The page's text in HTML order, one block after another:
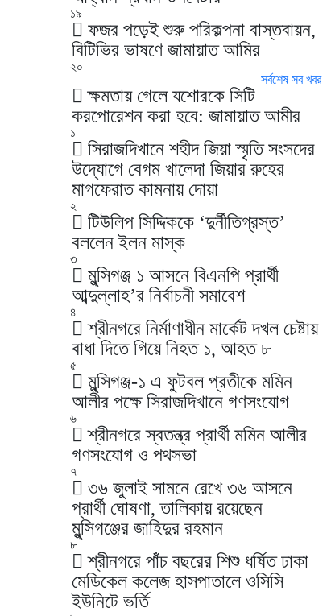
১৯
ফজর পড়েই শুরু পরিকল্পনা বাস্তবায়ন,
বিটিভির ভাষণে জামায়াত আমির
২০
সর্বশেষ সব খবর
ক্ষমতায় গেলে যশোরকে সিটি
করপোরেশন করা হবে: জামায়াত আমীর
১
সিরাজদিখানে শহীদ জিয়া স্মৃতি সংসদের
উদ্যোগে বেগম খালেদা জিয়ার রুহের
মাগফেরাত কামনায় দোয়া
২
টিউলিপ সিদ্দিককে ‘দুর্নীতিগ্রস্ত’
বললেন ইলন মাস্ক
৩
মুন্সিগঞ্জ ১ আসনে বিএনপি প্রার্থী
আব্দুল্লাহ’র নির্বাচনী সমাবেশ
৪
শ্রীনগরে নির্মাণাধীন মার্কেট দখল চেষ্টায়
বাধা দিতে গিয়ে নিহত ১, আহত ৮
৫
মুন্সিগঞ্জ-১ এ ফুটবল প্রতীকে মমিন
আলীর পক্ষে সিরাজদিখানে গণসংযোগ
৬
শ্রীনগরে স্বতন্ত্র প্রার্থী মমিন আলীর
গণসংযোগ ও পথসভা
৭
৩৬ জুলাই সামনে রেখে ৩৬ আসনে
প্রার্থী ঘোষণা, তালিকায় রয়েছেন
মুন্সিগঞ্জের জাহিদুর রহমান
৮
শ্রীনগরে পাঁচ বছরের শিশু ধর্ষিত ঢাকা
মেডিকেল কলেজ হাসপাতালে ওসিসি
ইউনিটে ভর্তি